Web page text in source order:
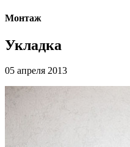
Монтаж
Укладка
05 апреля 2013